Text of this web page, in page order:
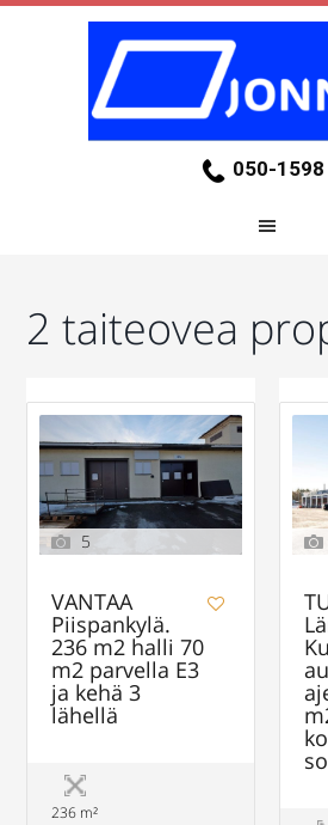
050-1598
2 taiteovea
5
VANTAA
Piispankylä.
236 m2 halli 70
m2 parvella E3
ja kehä 3
lähellä
236 m²